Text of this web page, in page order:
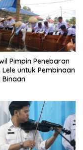
Pimpin Penebaran
Lele untuk Pembinaan
Binaan